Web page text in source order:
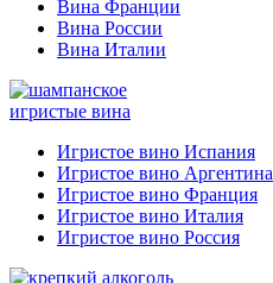
Вина Франции
Вина России
Вина Италии
игристые вина
Игристое вино Испания
Игристое вино Аргентина
Игристое вино Франция
Игристое вино Италия
Игристое вино Россия